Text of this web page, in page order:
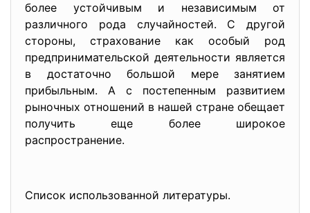
более устойчивым и независимым от
различного рода случайностей. С другой
стороны, страхование как особый род
предпринимательской деятельности является
в достаточно большой мере занятием
прибыльным. А с постепенным развитием
рыночных отношений в нашей стране обещает
получить еще более широкое
распространение.
Список использованной литературы.